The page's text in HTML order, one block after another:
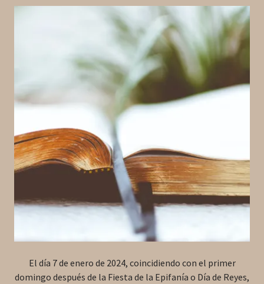
El día 7 de enero de 2024, coincidiendo con el primer
domingo después de la Fiesta de la Epifanía o Día de Reyes,